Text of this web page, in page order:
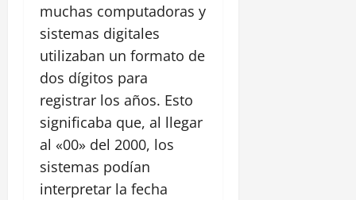
muchas computadoras y
sistemas digitales
utilizaban un formato de
dos dígitos para
registrar los años. Esto
significaba que, al llegar
al «00» del 2000, los
sistemas podían
interpretar la fecha